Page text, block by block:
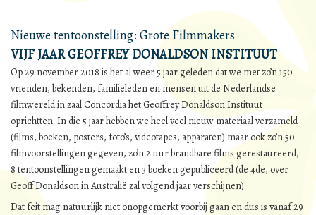
Nieuwe tentoonstelling: Grote Filmmakers
VIJF JAAR GEOFFREY DONALDSON INSTITUUT
Op 29 november 2018 is het al weer 5 jaar geleden dat we met zo’n 150
vrienden, bekenden, familieleden en mensen uit de Nederlandse
filmwereld in zaal Concordia het Geoffrey Donaldson Instituut
oprichtten. In die 5 jaar hebben we heel veel nieuw materiaal verzameld
(films, boeken, posters, foto’s, videotapes, apparaten) maar ook zo’n 50
filmvoorstellingen gegeven, zo’n 2 uur brandbare films gerestaureerd,
8 tentoonstellingen gemaakt en 3 boeken gepubliceerd (de 4de, over
Geoff Donaldson in Australië zal volgend jaar verschijnen).
Dat feit mag natuurlijk niet onopgemerkt voorbij gaan en dus is vanaf 29